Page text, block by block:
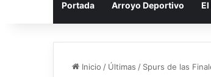
Portada Arroyo Deportivo El
Inicio / Últimas / Spurs de las